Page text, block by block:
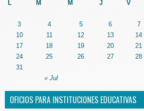
L
M M J V
« Jul
3
4 5 6 7
10
11 12 13 14
17
18 19 20 21
24
25 26 27 28
31
OFICIOS PARA INSTITUCIONES EDUCATIVAS